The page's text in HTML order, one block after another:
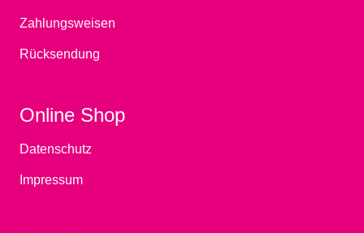
Zahlungsweisen
Rücksendung
Online Shop
Datenschutz
Impressum